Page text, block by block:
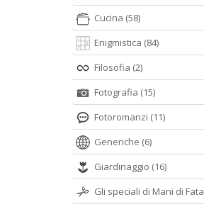
Cucina (58)
Enigmistica (84)
Filosofia (2)
Fotografia (15)
Fotoromanzi (11)
Generiche (6)
Giardinaggio (16)
Gli speciali di Mani di Fata